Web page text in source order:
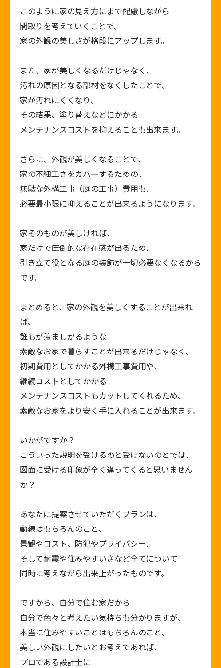
このように家の見え方にまで配慮しながら
間取りを考えていくことで、
家の外観の美しさが格段にアップします。
また、家が美しくなるだけじゃなく、
汚れの原因となる部材をなくしたことで、
家が汚れにくくなり、
その結果、塗り替えなどにかかる
メンテナンスコストを抑えることも出来ます。
さらに、外観が美しくなることで、
家の不細工さをカバーするための、
無駄な外構工事（庭の工事）費用も、
必要最小限に抑えることが出来るようになります。
家そのものが美しければ、
家だけで圧倒的な存在感が出るため、
引き立て役となる庭の装飾が一切必要なくなるから
です。
まとめると、家の外観を美しくすることが出来れ
ば、
誰もが羨ましがるような
素敵なお家で暮らすことが出来るだけじゃなく、
初期費用としてかかる外構工事費用や、
継続コストとしてかかる
メンテナンスコストもカットしてくれるため、
素敵なお家をより安く手に入れることが出来ます。
いかがですか？
こういった説明を受けるのと受けないのとでは、
図面に受ける印象が全く違ってくると思いません
か？
あなたに提案させていただくプランは、
動線はもちろんのこと、
景観やコスト、防犯やプライバシー、
そして耐震や住みやすいさなど全てについて
同時に考えながら出来上がったものです。
ですから、自分で住む家だから
自分で色々と考えたい気持ちも分かりますが、
本当に住みやすいことはもちろんのこと、
美しい外観にしたいとお考えであれば、
プロである設計士に